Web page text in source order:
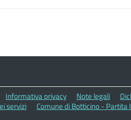
Informativa privacy Note legali
servizi
Comune di Botticino -